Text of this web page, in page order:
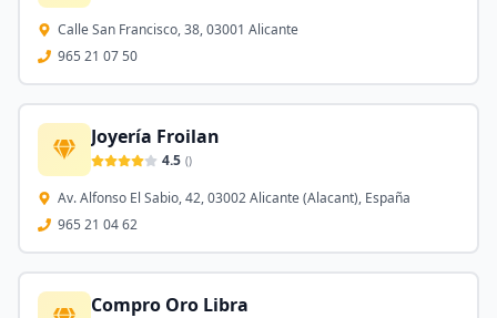
Calle San Francisco, 38, 03001 Alicante
965 21 07 50
Joyería Froilan
4.5 ()
Av. Alfonso El Sabio, 42, 03002 Alicante (Alacant), España
965 21 04 62
Compro Oro Libra